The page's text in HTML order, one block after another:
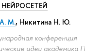
М., Никитина Н. Ю.
конференция
идеи академика